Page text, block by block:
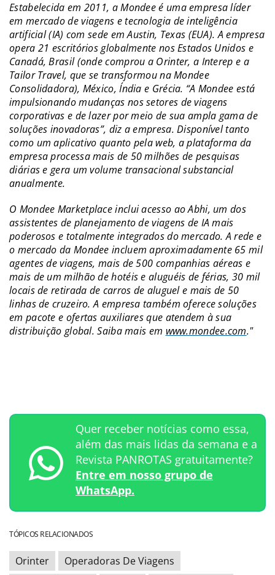
Estabelecida em 2011, a Mondee é uma empresa líder
em mercado de viagens e tecnologia de inteligência
artificial (IA) com sede em Austin, Texas (EUA). A empresa
opera 21 escritórios globalmente nos Estados Unidos e
Canadá, Brasil (onde comprou a Orinter, a Interep e a
Tailor Travel, que se transformou na Mondee
Consolidadora), México, Índia e Grécia. “A Mondee está
impulsionando mudanças nos setores de viagens
corporativas e de lazer por meio de sua ampla gama de
soluções inovadoras”, diz a empresa. Disponível tanto
como um aplicativo quanto pela web, a plataforma da
empresa processa mais de 50 milhões de pesquisas
diárias e gera um volume transacional substancial
anualmente.
O Mondee Marketplace inclui acesso ao Abhi, um dos
assistentes de planejamento de viagens de IA mais
poderosos e totalmente integrados do mercado. A rede e
o mercado da Mondee incluem aproximadamente 65 mil
agentes de viagens, mais de 500 companhias aéreas e
mais de um milhão de hotéis e aluguéis de férias, 30 mil
locais de retirada de carros de aluguel e mais de 50
linhas de cruzeiro. A empresa também oferece soluções
em pacote e ofertas auxiliares que atendem à sua
distribuição global. Saiba mais em www.mondee.com."
Quer receber notícias como essa,
além das mais lidas da semana e a
Revista PANROTAS gratuitamente?
Entre em nosso grupo de
WhatsApp.
TÓPICOS RELACIONADOS
Orinter Operadoras De Viagens